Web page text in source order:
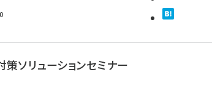
ソリューションセミナー